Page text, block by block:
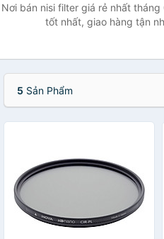
Nơi bán nisi filter giá rẻ nhất
tốt nhất, giao hàng tận
5 Sản Phẩm